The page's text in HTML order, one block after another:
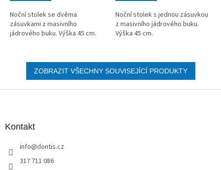
Noční stolek se dvěma
zásuvkami z masivního
jádrového buku. Výška 45 cm.
Noční stolek s jednou zásuvkou
z masivního jádrového buku.
Výška 45 cm.
ZOBRAZIT VŠECHNY SOUVISEJÍCÍ PRODUKTY
Kontakt
info@dontis.cz
317 711 086